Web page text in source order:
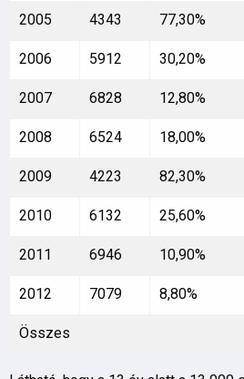
2005 4343 77,30%
2006 5912 30,20%
2007 6828 12,80%
2008 6524 18,00%
2009 4223 82,30%
2010 6132 25,60%
2011 6946 10,90%
2012 7079 8,80%
Összes